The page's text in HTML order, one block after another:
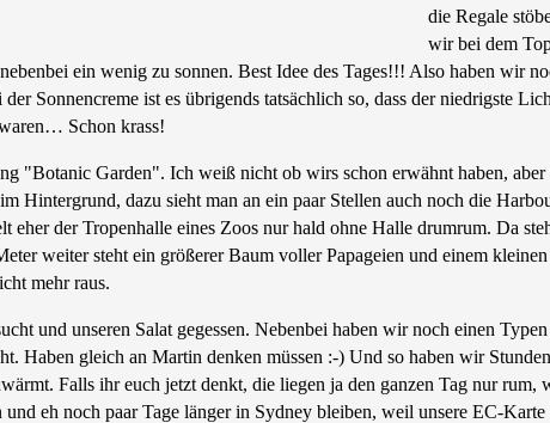
die Regale
wir bei dem
ein wenig zu sonnen. Best Idee des Tages!!! Also haben wir
Sonnencreme ist es übrigends tatsächlich so, dass der niedrigste
Schon krass!
"Botanic Garden". Ich weiß nicht ob wirs schon erwähnt haben, aber
Hintergrund, dazu sieht man an ein paar Stellen auch noch die
der Tropenhalle eines Zoos nur hald ohne Halle drumrum. Da
weiter steht ein größerer Baum voller Papageien und einem
mehr raus.
und unseren Salat gegessen. Nebenbei haben wir noch einen
Haben gleich an Martin denken müssen :-) Und so haben wir
Falls ihr euch jetzt denkt, die liegen ja den ganzen Tag nur
eh noch paar Tage länger in Sydney bleiben, weil unsere EC-